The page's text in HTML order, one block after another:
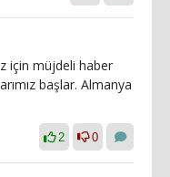
için müjdeli haber
başlar. Almanya
2 0